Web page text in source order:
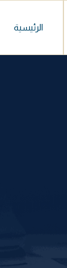
الرئيسية